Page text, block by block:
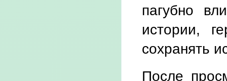
пагубно
истории,
сохранять
После